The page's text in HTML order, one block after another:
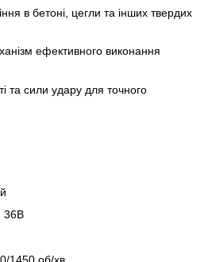
в бетоні, цегли та інших твердих
ефективного виконання
та сили удару для точного
36В